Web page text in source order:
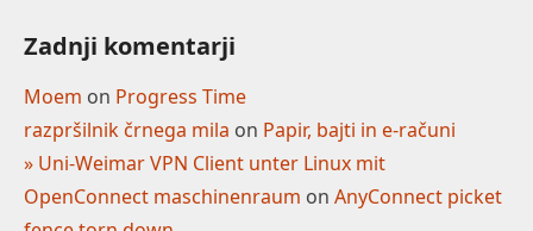
Zadnji komentarji
Moem on Progress Time
razpršilnik črnega mila on Papir, bajti in e-računi
» Uni-Weimar VPN Client unter Linux mit
OpenConnect maschinenraum on AnyConnect picket